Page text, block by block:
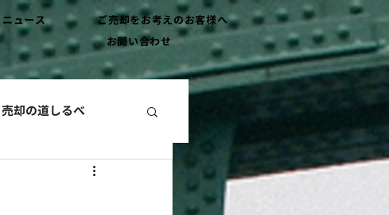
ニュース
ご売却をお考えのお客様へ
お問い合わせ
売却の道しるべ